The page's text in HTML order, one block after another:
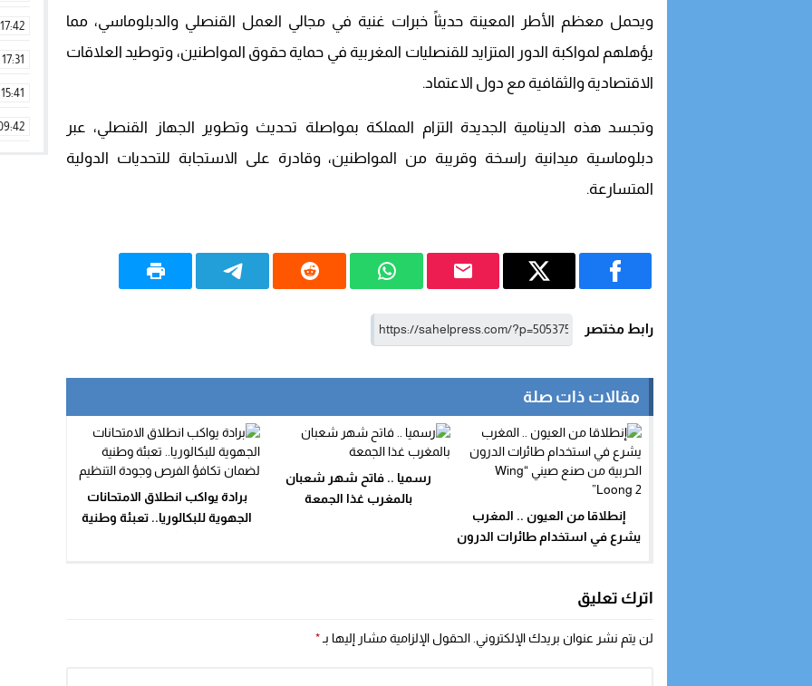
ويحمل معظم الأطر المعينة حديثاً خبرات غنية في مجالي العمل القنصلي والدبلوماسي، مما
يؤهلهم لمواكبة الدور المتزايد للقنصليات المغربية في حماية حقوق المواطنين، وتوطيد العلاقات
الاقتصادية والثقافية مع دول الاعتماد.
وتجسد هذه الدينامية الجديدة التزام المملكة بمواصلة تحديث وتطوير الجهاز القنصلي، عبر
دبلوماسية ميدانية راسخة وقريبة من المواطنين، وقادرة على الاستجابة للتحديات الدولية
المتسارعة.
رابط مختصر
مقالات ذات صلة
إنطلاقا من العيون .. المغرب
يشرع في استخدام طائرات الدرون
رسميا .. فاتح شهر شعبان
بالمغرب غذا الجمعة
برادة يواكب انطلاق الامتحانات
الجهوية للبكالوريا.. تعبئة وطنية
اترك تعليق
لن يتم نشر عنوان بريدك الإلكتروني. الحقول الإلزامية مشار إليها بـ *
17:42
17:31
15:41